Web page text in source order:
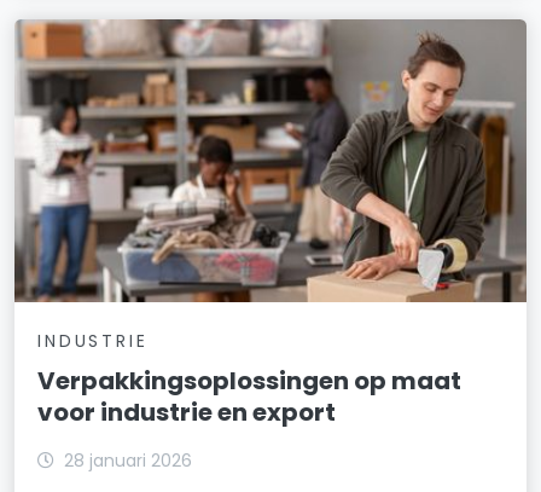
INDUSTRIE
Verpakkingsoplossingen op maat
voor industrie en export
28 januari 2026